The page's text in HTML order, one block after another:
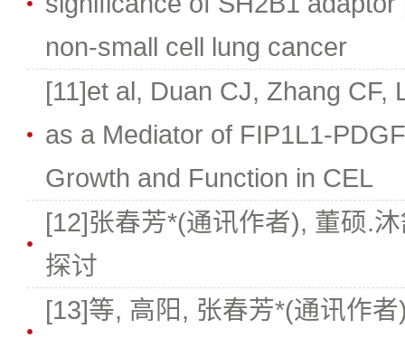
non-small cell lung cancer
[11]et al, Duan CJ, Zhang CF,
as a Mediator of FIP1L1-
Growth and Function in CEL
[12]张春芳*(通讯作者), 董硕.
探讨
[13]等, 高阳, 张春芳*(通讯作